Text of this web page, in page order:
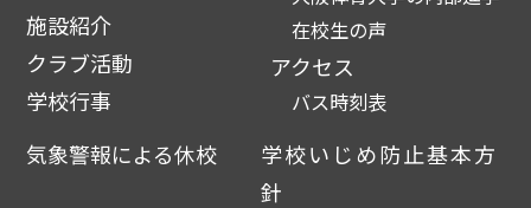
施設紹介
クラブ活動
学校行事
在校生の声
アクセス
バス時刻表
気象警報による休校
学校いじめ防止基本方
針